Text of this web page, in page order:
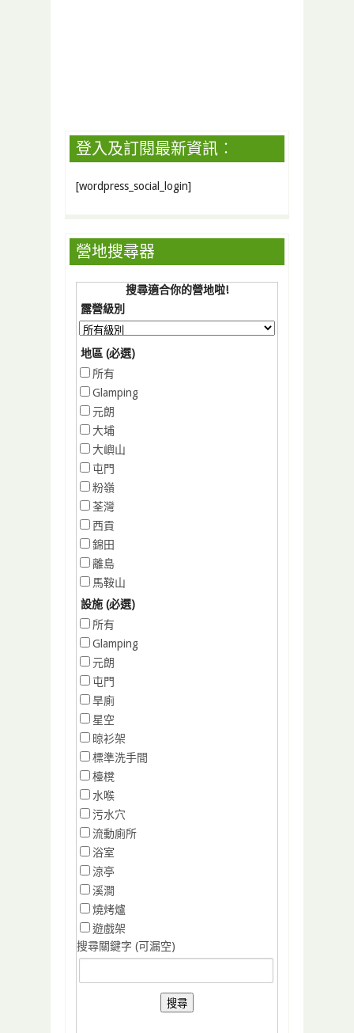
登入及訂閱最新資訊︰
[wordpress_social_login]
營地搜尋器
搜尋適合你的營地啦!
露營級別
地區 (必選)
所有
Glamping
元朗
大埔
大嶼山
屯門
粉嶺
荃灣
西貢
錦田
離島
馬鞍山
設施 (必選)
所有
Glamping
元朗
屯門
旱廁
星空
晾衫架
標準洗手間
檯櫈
水喉
污水穴
流動廁所
浴室
涼亭
溪澗
燒烤爐
遊戲架
搜尋關鍵字 (可漏空)